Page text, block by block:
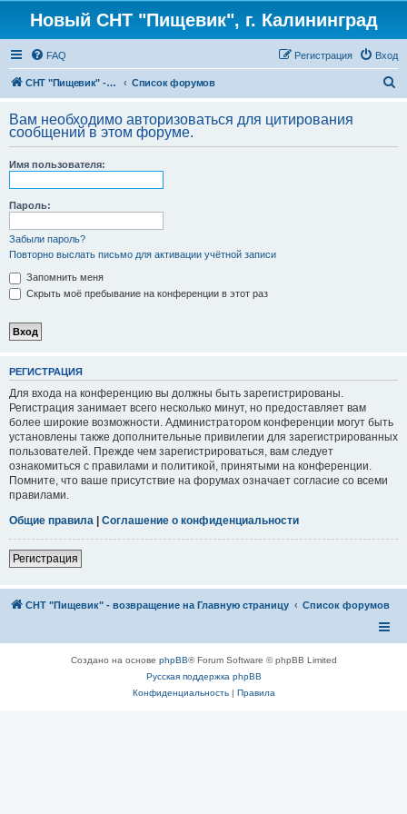
Новый СНТ "Пищевик", г. Калининград
FAQ Вход
Регистрация
СНТ "Пищевик" - возвращение на Главную страницу Список форумов
с
Вам необходимо авторизоваться для цитирования
сообщений в этом форуме.
Имя пользователя:
Пароль:
Забыли пароль?
Повторно выслать письмо для активации учётной записи
Запомнить меня
Скрыть моё пребывание на конференции в этот раз
РЕГИСТРАЦИЯ
Для входа на конференцию вы должны быть зарегистрированы.
Регистрация занимает всего несколько минут, но предоставляет вам
более широкие возможности. Администратором конференции могут быть
установлены также дополнительные привилегии для зарегистрированных
пользователей. Прежде чем зарегистрироваться, вам следует
ознакомиться с правилами и политикой, принятыми на конференции.
Помните, что ваше присутствие на форумах означает согласие со всеми
правилами.
Общие правила | Соглашение о конфиденциальности
Регистрация
СНТ "Пищевик" - возвращение на Главную страницу Список форумов
Создано на основе phpBB® Forum Software © phpBB Limited
Русская поддержка phpBB
Конфиденциальность| Правила